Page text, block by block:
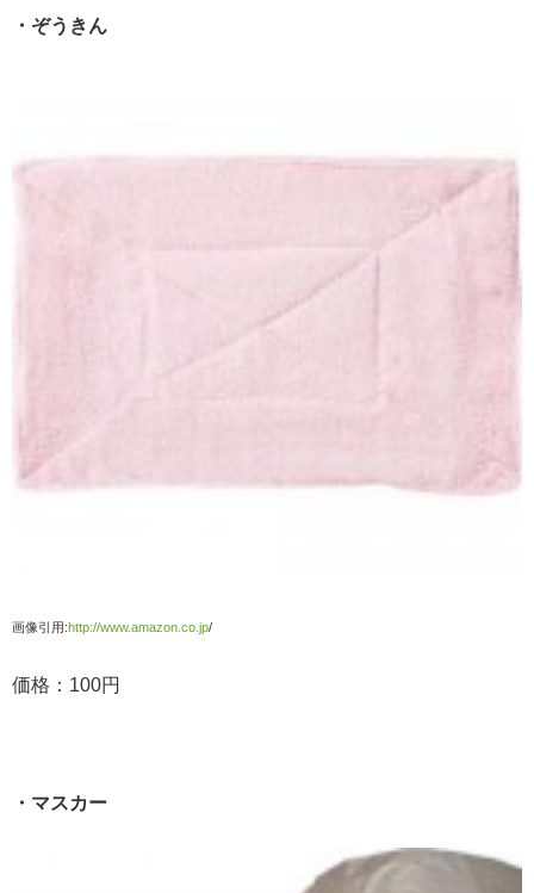
・ぞうきん
画像引用:http://www.amazon.co.jp/
価格：100円
・マスカー